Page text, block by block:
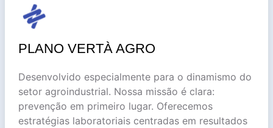
PLANO VERTÀ AGRO
Desenvolvido especialmente para o dinamismo do
setor agroindustrial. Nossa missão é clara:
prevenção em primeiro lugar. Oferecemos
estratégias laboratoriais centradas em resultados